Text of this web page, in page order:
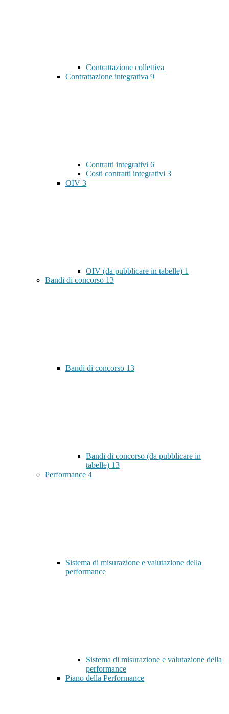
Contrattazione collettiva
Contrattazione integrativa 9
Contratti integrativi 6
Costi contratti integrativi 3
OIV 3
OIV (da pubblicare in tabelle) 1
Bandi di concorso 13
Bandi di concorso 13
Bandi di concorso (da pubblicare in
tabelle) 13
Performance 4
Sistema di misurazione e valutazione della
performance
Sistema di misurazione e valutazione della
performance
Piano della Performance